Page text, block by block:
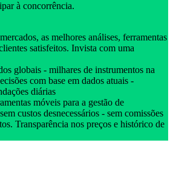
à concorrência.
as melhores análises, ferramentas
satisfeitos. Invista com uma
globais - milhares de instrumentos na
com base em dados atuais -
diárias
móveis para a gestão de
custos desnecessários - sem comissões
Transparência nos preços e histórico de